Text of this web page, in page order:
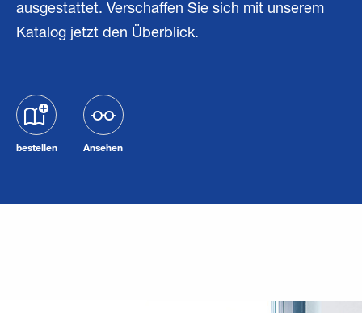
ausgestattet. Verschaffen Sie sich mit unserem
Katalog jetzt den Überblick.
bestellen Ansehen